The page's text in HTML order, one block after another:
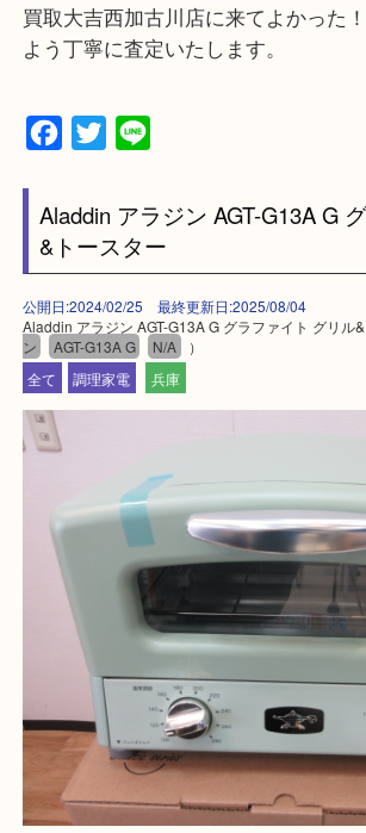
三木市・西脇市・加東市・明石市
・ご来店前に確認しておきたい
買取大吉西加古川店に来てよか
よう丁寧に査定いたします。